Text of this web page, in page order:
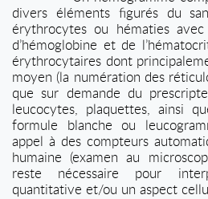
divers éléments figurés du
érythrocytes ou hématies
d’hémoglobine et de
érythrocytaires dont
moyen (la numération des
que sur demande du
leucocytes, plaquettes, ainsi
formule blanche ou
appel à des compteurs
humaine (examen au
reste nécessaire pour
quantitative et/ou un aspect